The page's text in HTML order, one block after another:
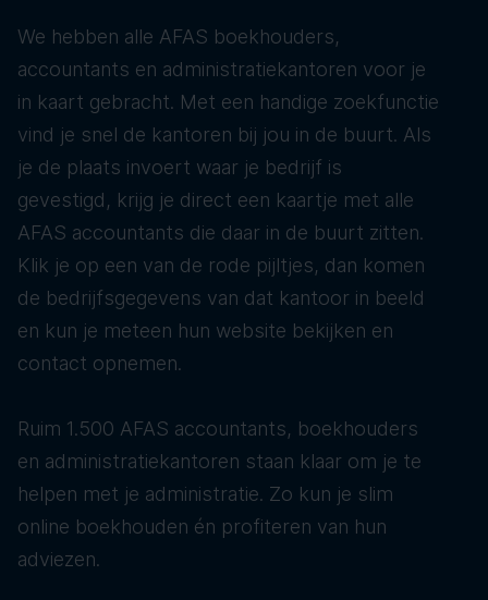
We hebben alle AFAS boekhouders,
accountants en administratiekantoren voor je
in kaart gebracht. Met een handige zoekfunctie
vind je snel de kantoren bij jou in de buurt. Als
je de plaats invoert waar je bedrijf is
gevestigd, krijg je direct een kaartje met alle
AFAS accountants die daar in de buurt zitten.
Klik je op een van de rode pijltjes, dan komen
de bedrijfsgegevens van dat kantoor in beeld
en kun je meteen hun website bekijken en
contact opnemen.
Ruim 1.500 AFAS accountants, boekhouders
en administratiekantoren staan klaar om je te
helpen met je administratie. Zo kun je slim
online boekhouden én profiteren van hun
adviezen.